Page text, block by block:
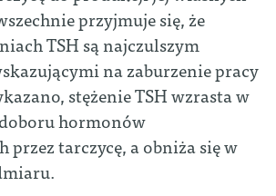
przyjmuje się, że
TSH są najczulszym
na zaburzenie pracy
stężenie TSH wzrasta w
hormonów
tarczycę, a obniża się w